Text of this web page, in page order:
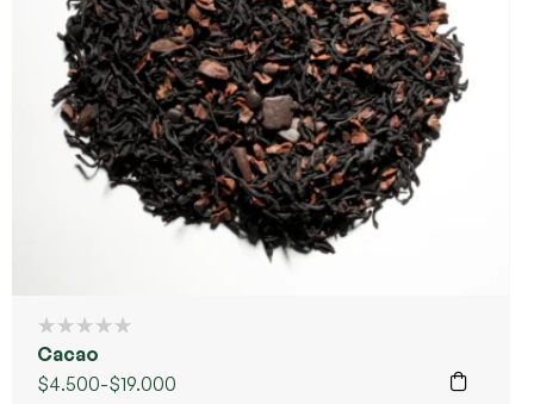
Cacao
$4.500-$19.000